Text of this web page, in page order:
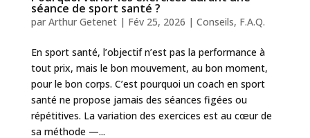
séance de sport santé ?
par Arthur Getenet| Fév 25, 2026 | Conseils, F.A.Q.
En sport santé, l’objectif n’est pas la performance à
tout prix, mais le bon mouvement, au bon moment,
pour le bon corps. C’est pourquoi un coach en sport
santé ne propose jamais des séances figées ou
répétitives. La variation des exercices est au cœur de
sa méthode —...